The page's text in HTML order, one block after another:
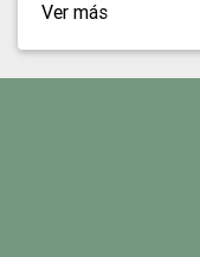
Ver más